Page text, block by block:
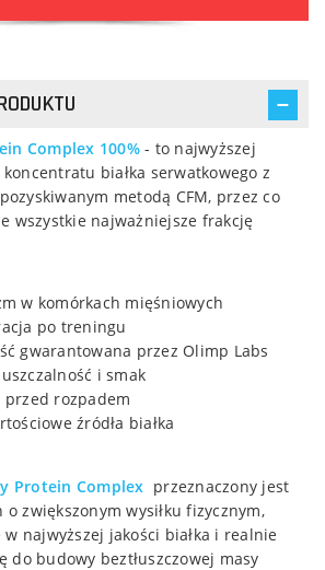
Complex 100%- to najwyższej
koncentratu białka serwatkowego z
metodą CFM, przez co
wszystkie najważniejsze frakcję
w komórkach mięśniowych
po treningu
gwarantowana przez Olimp Labs
i smak
rozpadem
źródła białka
Protein Complex przeznaczony jest
o zwiększonym wysiłku fizycznym,
najwyższej jakości białka i realnie
do budowy beztłuszczowej masy